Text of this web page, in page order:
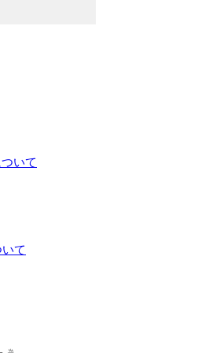
いて
て